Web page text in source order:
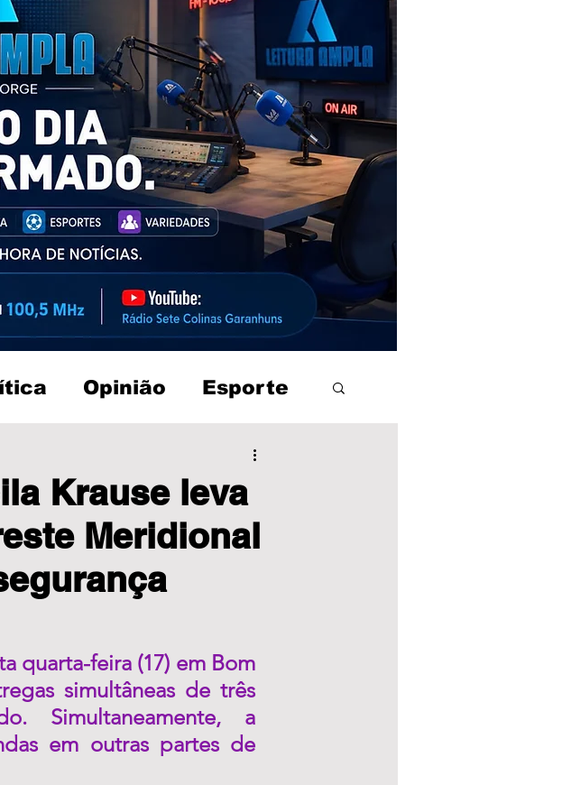
Opinião Esporte
Krause leva
Meridional
quarta-feira (17) em Bom
simultâneas de três
Simultaneamente, a
em outras partes de